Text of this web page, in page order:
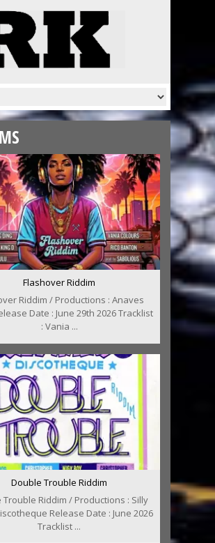
Flashover Riddim
Riddim / Productions : Anaves
Date : June 29th 2026 Tracklist
: Vania ...
Double Trouble Riddim
Trouble Riddim / Productions : Silly
Release Date : June 2026
Tracklist ...